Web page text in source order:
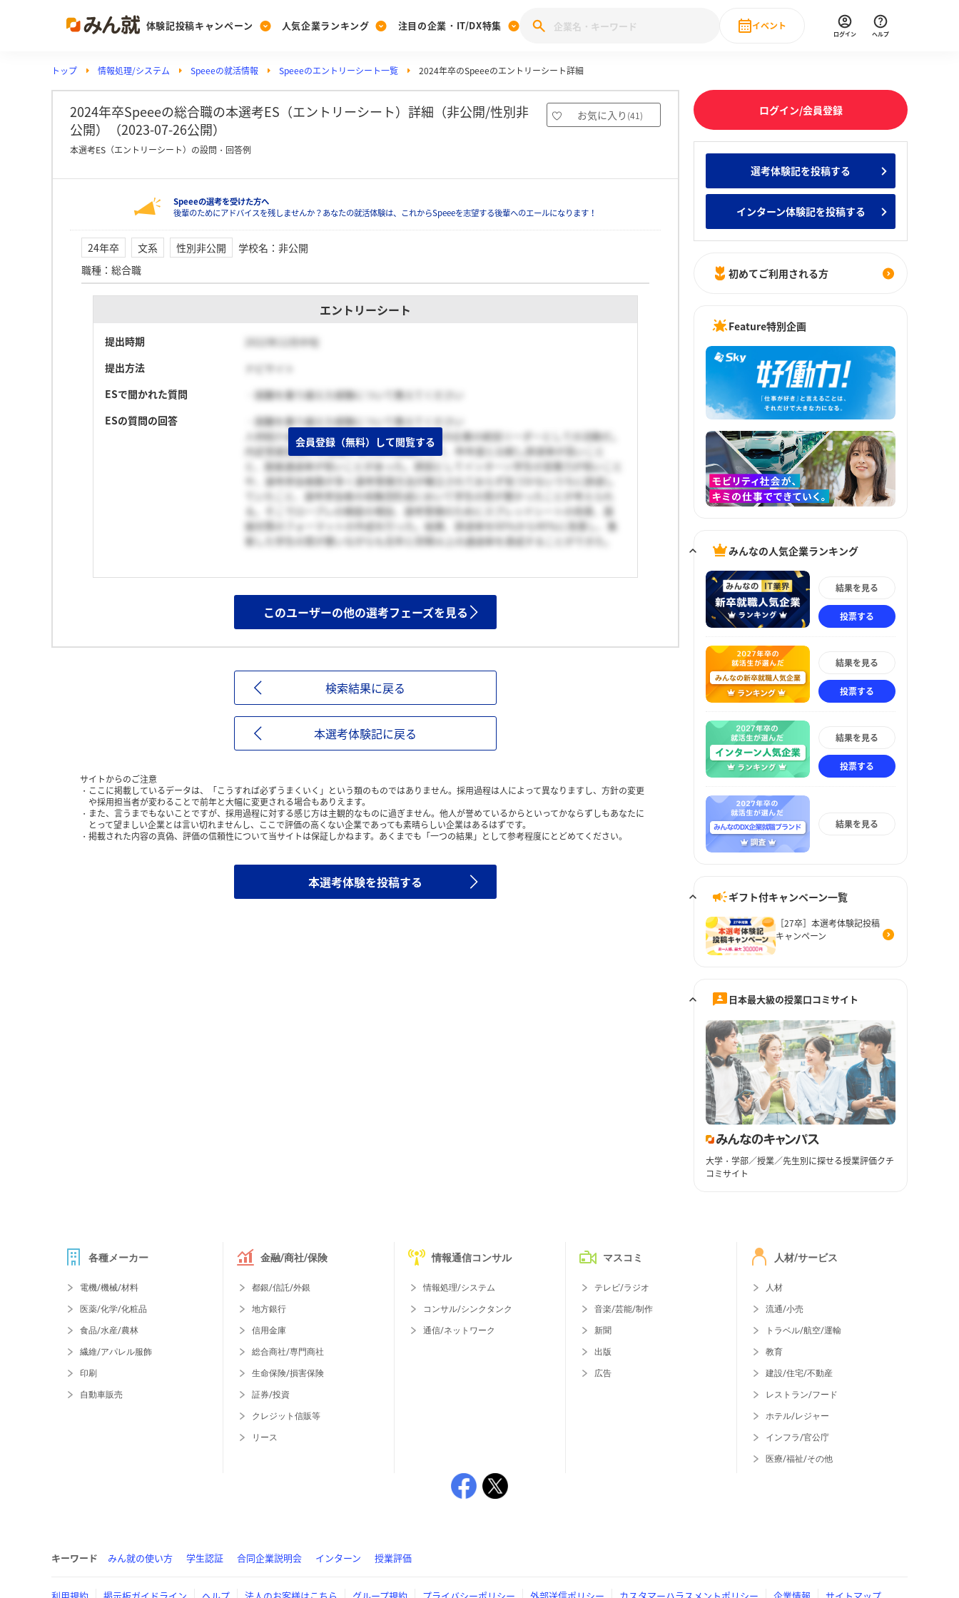
体験記投稿キャンペーン
Post
投稿する
[27卒] 本選考体験記投稿キャンペーン
人気企業ランキング
Ranking
ランキングを見る
みんなのDX企業就職ブランド調査
Vote みんなの新卒就職人気企業ランキング みんなのインターン人気企業ランキ
注目の企業・IT/DX特集
PickUp
注目の企業特集
28卒 IT・DX現場社員インタビュー
動画で知ろう！業界・企業研究
イベント
直近のイベント一覧
ログイン ヘルプ
トップ 情報処理/システム Speeeの就活情報 Speeeのエントリーシート一覧 2024年卒のSpeeeのエントリーシート詳細
2024年卒Speeeの総合職の本選考ES（エントリーシート）詳細（非公開/性別非
公開）（2023-07-26公開）
お気に入り (41)
本選考ES（エントリーシート）の設問・回答例
Speeeの選考を受けた方へ
後輩のためにアドバイスを残しませんか？あなたの就活体験は、これからSpeeeを志望する後輩へのエールになります！
24年卒 文系 性別非公開 学校名 ： 非公開
職種 ： 総合職
エントリーシート
提出時期
2022年12月中旬
提出方法
ESで聞かれた質問
・困難を乗り越えた経験について教えてください
ESの質問の回答
・困難を乗り越えた経験について教えてください
人材紹介会社の長期インターンで大手財閥系SI企業の統括リーダーとしての活動だ。
内定受諾目標25を達成するための課題として、昨年度と比較し辞退率が高いこと
と、面接通過率が低いことがあった。原因としてインターン学生の営業力が低いこと
や、選考参加者数が多く選考管理方法が確立されておらず気づかないうちに辞退し
ていたこと、選考参加者の母集団形成において学生の質が悪かったことが考えられ
る。そこでロープレの頻度の増加、選考管理のためにスプレッドシートの改善、面
接対策のフォーマットの作成を行った。結果、辞退率を60％から40％に改善し、集
客した学生の質が悪いながらも去年と同等以上の通過率を達成することができた。
会員登録（無料）して閲覧する
このユーザーの他の選考フェーズを見る
検索結果に戻る
本選考体験記に戻る
サイトからのご注意
ここに掲載しているデータは、「こうすれば必ずうまくいく」という類のものではありません。採用過程は人によって異なりますし、方針の変更
や採用担当者が変わることで前年と大幅に変更される場合もありえます。
また、言うまでもないことですが、採用過程に対する感じ方は主観的なものに過ぎません。他人が誉めているからといってかならずしもあなたに
とって望ましい企業とは言い切れませんし、ここで評価の高くない企業であっても素晴らしい企業はあるはずです。
掲載された内容の真偽、評価の信頼性について当サイトは保証しかねます。あくまでも「一つの結果」として参考程度にとどめてください。
本選考体験を投稿する
ログイン/会員登録
選考体験記を投稿する
インターン体験記を投稿する
初めてご利用される方
Feature特別企画
みんなの人気企業ランキング
結果を見る
投票する
結果を見る
投票する
結果を見る
投票する
結果を見る
ギフト付キャンペーン一覧
［27卒］本選考体験記投稿
キャンペーン
日本最大級の授業口コミサイト
大学・学部／授業／先生別に探せる授業評価クチ
コミサイト
各種メーカー
電機/機械/材料
医薬/化学/化粧品
食品/水産/農林
繊維/アパレル服飾
印刷
自動車販売
金融/商社/保険
都銀/信託/外銀
地方銀行
信用金庫
総合商社/専門商社
生命保険/損害保険
証券/投資
クレジット信販等
リース
情報通信コンサル
情報処理/システム
コンサル/シンクタンク
通信/ネットワーク
マスコミ
テレビ/ラジオ
音楽/芸能/制作
新聞
出版
広告
人材/サービス
人材
流通/小売
トラベル/航空/運輸
教育
建設/住宅/不動産
レストラン/フード
ホテル/レジャー
インフラ/官公庁
医療/福祉/その他
キーワード みん就の使い方 学生認証 合同企業説明会 インターン 授業評価